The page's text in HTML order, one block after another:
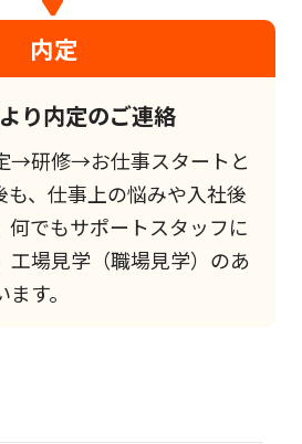
内定
り内定のご連絡
→研修→お仕事スタートと
も、仕事上の悩みや入社後
何でもサポートスタッフに
工場見学（職場見学）のあ
す。